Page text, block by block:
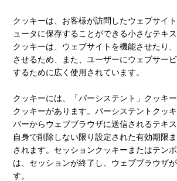
クッキーは、お客様が訪問したウェブサイ
ュータに保存することができる小さなテキス
クッキーは、ウェブサイトを機能させたり
させるため、また、ユーザーにウェブサー
するために広く使用されています。
クッキーには、「パーシステント」クッキー
クッキーがあります。パーシステントクッ
バーからウェブブラウザに送信されるテキ
自身で削除しない限り設定された有効期限
されます。セッションクッキーまたはテン
は、セッションが終了し、ウェブブラウザ
す。